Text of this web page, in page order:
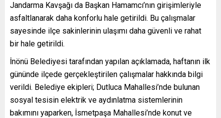
Jandarma Kavşağı da Başkan Hamamcı’nın girişimleriyle
asfaltlanarak daha konforlu hale getirildi. Bu çalışmalar
sayesinde ilçe sakinlerinin ulaşımı daha güvenli ve rahat
bir hale getirildi.
İnönü Belediyesi tarafından yapılan açıklamada, haftanın ilk
gününde ilçede gerçekleştirilen çalışmalar hakkında bilgi
verildi. Belediye ekipleri; Dutluca Mahallesi’nde bulunan
sosyal tesisin elektrik ve aydınlatma sistemlerinin
bakımını yaparken, İsmetpaşa Mahallesi’nde konut ve